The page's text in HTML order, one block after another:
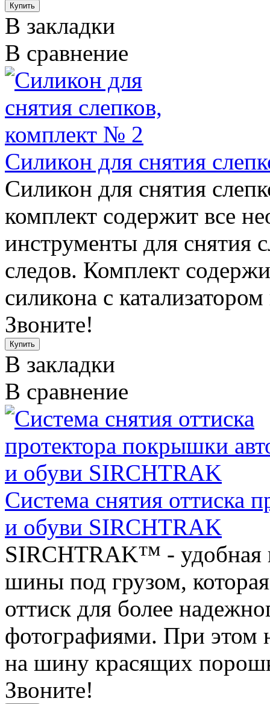
В закладки
В сравнение
Силикон для снятия
Силикон для снятия
комплект содержит все
инструменты для снятия
следов. Комплект
силикона с
Звоните!
В закладки
В сравнение
Система снятия оттиска
и обуви SIRCHTRAK
SIRCHTRAK™ - удобная
шины под грузом,
оттиск для более
фотографиями. При этом
на шину красящих
Звоните!